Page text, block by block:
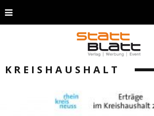
KREISHAUSHALT